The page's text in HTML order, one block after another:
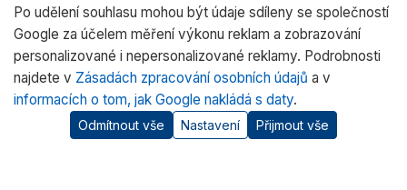
obchod@radwag.cz
(PO - PÁ) 7:00 - 15:30
© 2026 RADWAG.CZ Všechna práva vyhrazena.
Po udělení souhlasu mohou být údaje sdíleny se společností
Google za účelem měření výkonu reklam a zobrazování
personalizované i nepersonalizované reklamy. Podrobnosti
najdete v Zásadách zpracování osobních údajů a v
informacích o tom, jak Google nakládá s daty.
Odmítnout vše Nastavení Přijmout vše